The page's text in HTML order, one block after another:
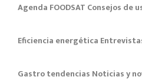
Agenda FOODSAT Consejos de
Eficiencia energética
Gastro tendencias Noticias y